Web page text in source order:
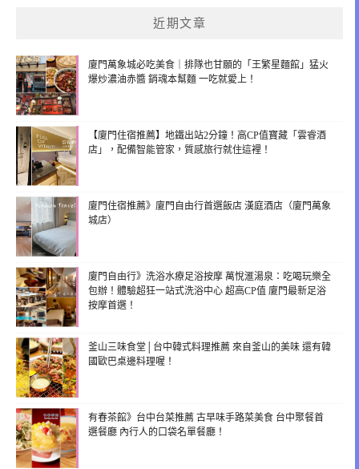
近期文章
廈門萬象城必吃美食｜排隊也甘願的「王繁星麵館」猛火
爆炒濃油赤醬 銷魂本幫麵 一吃就愛上！
【廈門住宿推薦】地鐵出站2分鐘！高CP值寶藏「雲睿酒
店」，配備智能管家，質感旅行就住這裡！
廈門住宿推薦》廈門自由行首選飯店 漢庭酒店（廈門萬象
城店）
廈門自由行》洗浴水療足浴按摩 萬悅滙湯泉：吃喝玩樂全
包辦！體驗超狂一站式洗浴中心 超高CP值 廈門最新足浴
按摩首選！
釜山三味食堂│台中韓式料理推薦 來自釜山的美味 還有韓
國歐巴桌邊料理喔！
有春茶館》台中台菜推薦 古早味手路菜美食 台中聚餐首
選餐廳 內行人的口袋名單餐廳！